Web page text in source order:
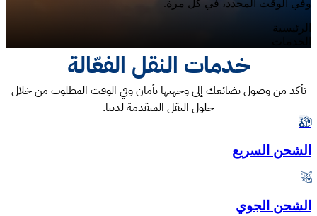
وفي الوقت المحدد، في كل مرة.
الرئيسية
الخدمات
خدمات النقل الفعّالة
تأكد من وصول بضائعك إلى وجهتها بأمان وفي الوقت المطلوب من خلال
حلول النقل المتقدمة لدينا.
الشحن السريع
الشحن الجوي